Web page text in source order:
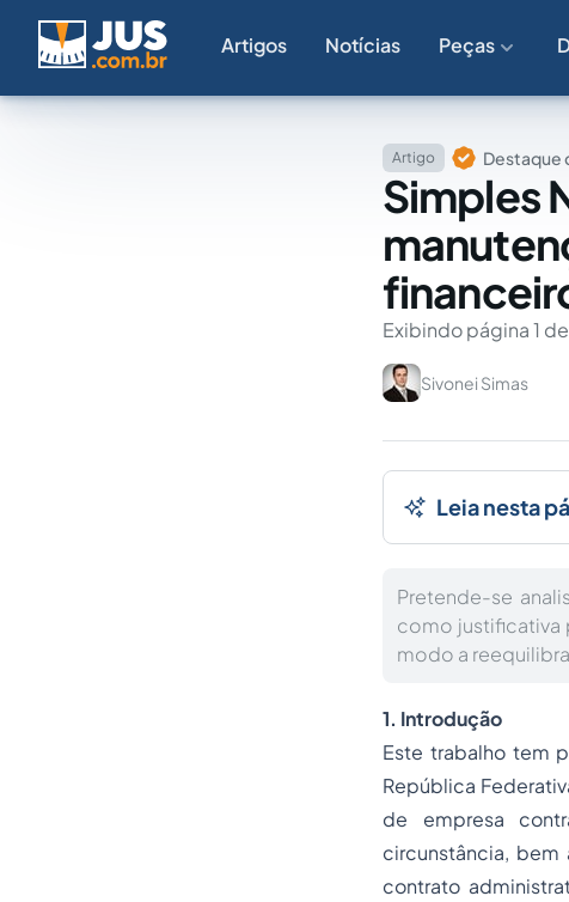
Artigos Notícias Peças
Artigo Destaque
Simples
Exibindo página 1
Sivonei Simas
Leia nesta
Pretende-se
como justificativa
modo a
1. Introdução
Este trabalho tem
República
de empresa
circunstância,
contrato